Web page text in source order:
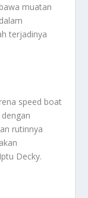
muatan
terjadinya
speed boat
rutinnya
Decky.